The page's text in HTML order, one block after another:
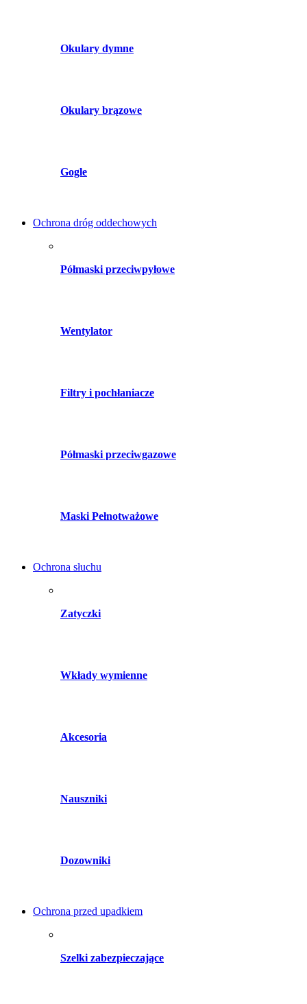
Okulary dymne
Okulary brązowe
Gogle
Ochrona dróg oddechowych
Półmaski przeciwpyłowe
Wentylator
Filtry i pochłaniacze
Półmaski przeciwgazowe
Maski Pełnotważowe
Ochrona słuchu
Zatyczki
Wkłady wymienne
Akcesoria
Nauszniki
Dozowniki
Ochrona przed upadkiem
Szelki zabezpieczające